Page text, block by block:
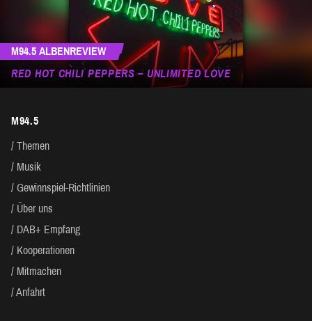
M94.5 ALBENREVIEW
RED HOT CHILI PEPPERS – UNLIMITED LOVE
M94.5
Themen
Musik
Gewinnspiel-Richtlinien
Über uns
DAB+ Empfang
Kooperationen
Mitmachen
Anfahrt